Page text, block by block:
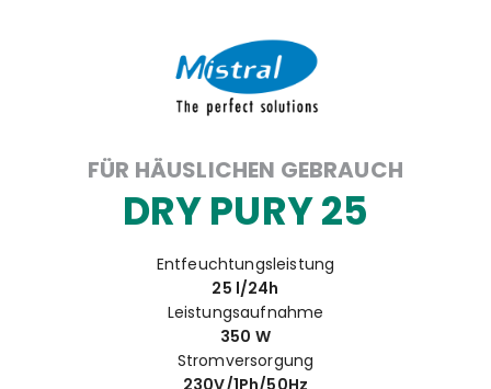
FÜR HÄUSLICHEN GEBRAUCH
DRY PURY 25
Entfeuchtungsleistung
25 l/24h
Leistungsaufnahme
350 W
Stromversorgung
230V/1Ph/50Hz